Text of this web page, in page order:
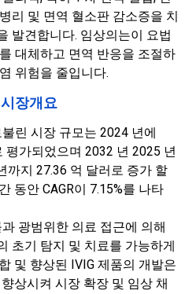
리 및 면역 혈소판 감소증을 치
발견합니다. 임상의는이 요법
대체하고 면역 반응을 조절하
위험을 줄입니다.
장개요
린 시장 규모는 2024 년에
평가되었으며 2032 년 2025 년
까지 27.36 억 달러로 증가 할
동안 CAGR이 7.15%를 나타
광범위한 의료 접근에 의해
초기 탐지 및 치료를 가능하게
및 향상된 IVIG 제품의 개발은
상시켜 시장 확장 및 임상 채